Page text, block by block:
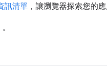
訊清單 ，讓瀏覽器探索您的應